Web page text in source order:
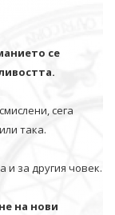
се
сега
така.
и за другия човек.
на нови